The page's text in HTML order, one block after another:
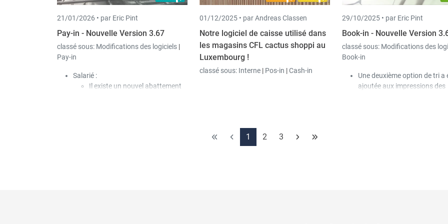
fichier.
automatiquement dans Scan-in
(selon le même principe que pour les
virements fournisseurs).
qui l'achète s'applique
aussi aux bons de retour.
21/01/2026 • par Eric Pint
Pay-in - Nouvelle Version 3.67
classé sous: Modifications des logiciels |
Pay-in
Salarié :
Il existe un nouvel abattement
01/12/2025 • par Andreas Classen
Notre logiciel de caisse utilisé dans
les magasins CFL cactus shoppi au
Luxembourg !
classé sous: Interne | Pos-in |Cash-in
29/10/2025 • par Eric Pint
Book-in - Nouvelle Version
classé sous: Modifications des
Book-in
Une deuxième option de tri a
ajoutée aux impressions des
1 2 3